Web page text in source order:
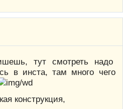
тут смотреть надо
в инста, там много чего
конструкция,